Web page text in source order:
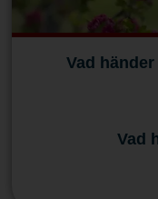
Vad händer
Vad